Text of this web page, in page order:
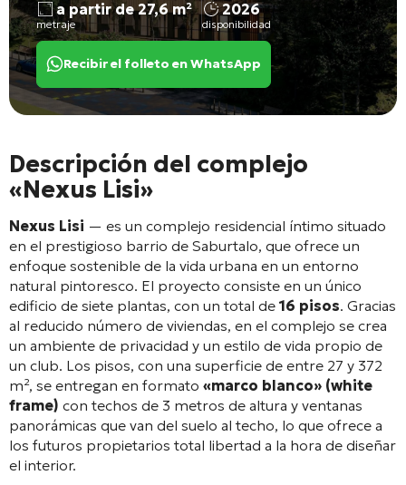
a partir de 27,6 m²
metraje
2026
disponibilidad
Recibir el folleto en WhatsApp
Descripción del complejo
«Nexus Lisi»
Nexus Lisi — es un complejo residencial íntimo situado
en el prestigioso barrio de Saburtalo, que ofrece un
enfoque sostenible de la vida urbana en un entorno
natural pintoresco. El proyecto consiste en un único
edificio de siete plantas, con un total de 16 pisos. Gracias
al reducido número de viviendas, en el complejo se crea
un ambiente de privacidad y un estilo de vida propio de
un club. Los pisos, con una superficie de entre 27 y 372
m², se entregan en formato «marco blanco» (white
frame) con techos de 3 metros de altura y ventanas
panorámicas que van del suelo al techo, lo que ofrece a
los futuros propietarios total libertad a la hora de diseñar
el interior.